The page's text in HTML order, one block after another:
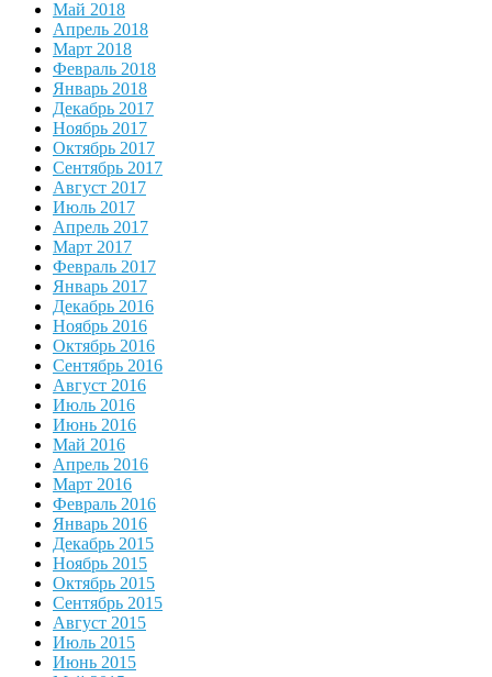
Май 2018
Апрель 2018
Март 2018
Февраль 2018
Январь 2018
Декабрь 2017
Ноябрь 2017
Октябрь 2017
Сентябрь 2017
Август 2017
Июль 2017
Апрель 2017
Март 2017
Февраль 2017
Январь 2017
Декабрь 2016
Ноябрь 2016
Октябрь 2016
Сентябрь 2016
Август 2016
Июль 2016
Июнь 2016
Май 2016
Апрель 2016
Март 2016
Февраль 2016
Январь 2016
Декабрь 2015
Ноябрь 2015
Октябрь 2015
Сентябрь 2015
Август 2015
Июль 2015
Июнь 2015